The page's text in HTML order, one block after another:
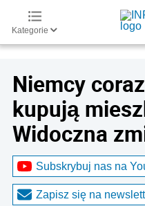
Kategorie
Niemcy
kupują
Widoczna
Subskrybuj nas na
Zapisz się na